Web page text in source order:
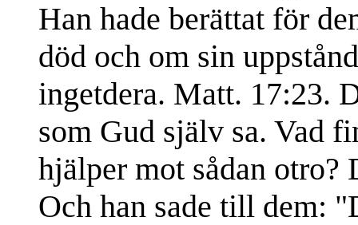
Han hade berättat för
död och om sin
ingetdera. Matt. 17:23.
som Gud själv sa. Vad
hjälper mot sådan
Och han sade till dem: